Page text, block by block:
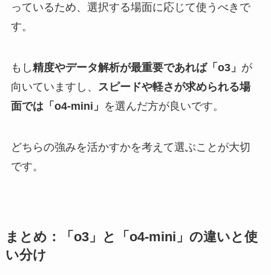
っているため、選択する場面に応じて使うべきで
す。
もし精度やデータ解析が最重要であれば「o3」 が
向いていますし、 スピードや軽さが求められる場
面では「o4-mini」 を選んだ方が良いです。
どちらの強みを活かすかを考えて選ぶことが大切
です。
まとめ：「o3」と「o4-mini」の違いと使
い分け